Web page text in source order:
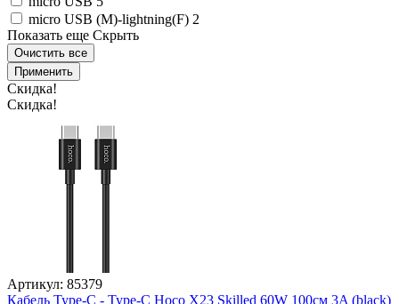
micro USB (M)-lightning(F) 2
Показать еще Скрыть
Очистить все
Применить
Скидка!
Скидка!
Артикул: 85379
Кабель Type-C - Type-C Hoco X23 Skilled 60W 100см 3A (black)